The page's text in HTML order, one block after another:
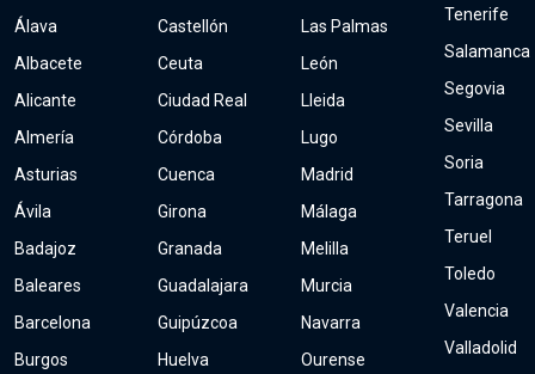
Álava
Albacete
Alicante
Almería
Asturias
Ávila
Badajoz
Baleares
Barcelona
Burgos
Castellón
Ceuta
Ciudad Real
Córdoba
Cuenca
Girona
Granada
Guadalajara
Guipúzcoa
Huelva
Las Palmas
León
Lleida
Lugo
Madrid
Málaga
Melilla
Murcia
Navarra
Ourense
Tenerife
Salamanca
Segovia
Sevilla
Soria
Tarragona
Teruel
Toledo
Valencia
Valladolid